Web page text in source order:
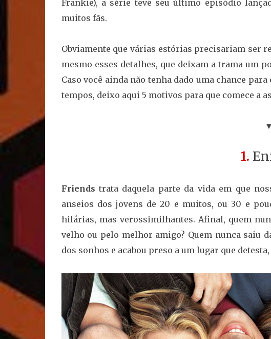
Frankie), a série teve seu último episódio
muitos fãs.
Obviamente que várias estórias precisariam ser
mesmo esses detalhes, que deixam a trama um
Caso você ainda não tenha dado uma chance
tempos, deixo aqui 5 motivos para que comece a
▼
1.
Friends trata daquela parte da vida em que
anseios dos jovens de 20 e muitos, ou 30 e
hilárias, mas verossimilhantes. Afinal, quem
velho ou pelo melhor amigo? Quem nunca saiu
dos sonhos e acabou preso a um lugar que detesta,